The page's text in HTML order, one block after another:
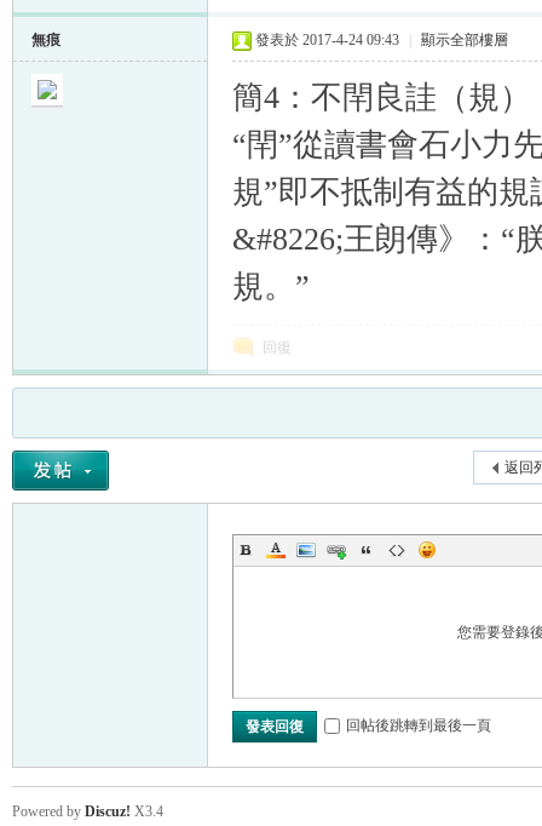
無痕 發表於 2017-4-24 09:43 顯示全部樓層
簡4：不閈良詿（規）
“閈”從讀書會石小力
規”即不抵制有益的規
&#8226;王朗傳》：“
規。”
回復
返回
您需要登錄
發表回復 回帖後跳轉到最後一頁
Powered by Discuz! X3.4